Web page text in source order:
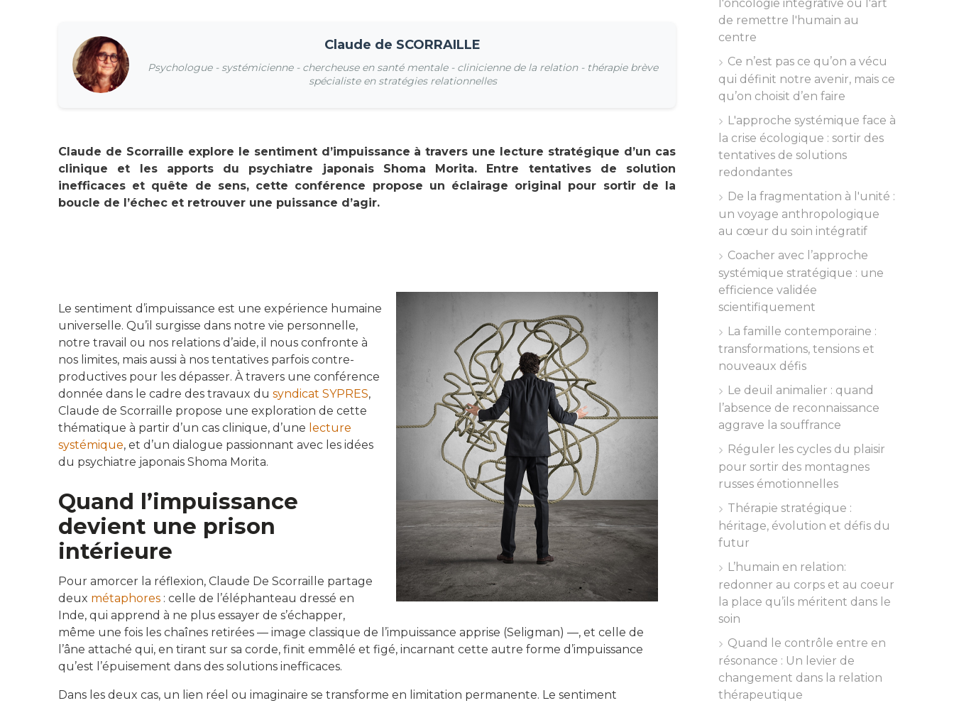
l'oncologie intégrative ou l'art
de remettre l'humain au
centre
Ce n’est pas ce qu’on a vécu
qui définit notre avenir, mais ce
qu’on choisit d’en faire
L'approche systémique face à
la crise écologique : sortir des
tentatives de solutions
redondantes
De la fragmentation à l'unité :
un voyage anthropologique
au cœur du soin intégratif
Coacher avec l’approche
systémique stratégique : une
efficience validée
scientifiquement
La famille contemporaine :
transformations, tensions et
nouveaux défis
Le deuil animalier : quand
l’absence de reconnaissance
aggrave la souffrance
Réguler les cycles du plaisir
pour sortir des montagnes
russes émotionnelles
Thérapie stratégique :
héritage, évolution et défis du
futur
L’humain en relation:
redonner au corps et au coeur
la place qu’ils méritent dans le
soin
Quand le contrôle entre en
résonance : Un levier de
changement dans la relation
thérapeutique
Claude de SCORRAILLE
Psychologue - systémicienne - chercheuse en santé mentale - clinicienne de la relation - thérapie brève
spécialiste en stratégies relationnelles
Claude de Scorraille explore le sentiment d’impuissance à travers une lecture stratégique d’un cas
clinique et les apports du psychiatre japonais Shoma Morita. Entre tentatives de solution
inefficaces et quête de sens, cette conférence propose un éclairage original pour sortir de la
boucle de l’échec et retrouver une puissance d’agir.
Le sentiment d’impuissance est une expérience humaine
universelle. Qu’il surgisse dans notre vie personnelle,
notre travail ou nos relations d’aide, il nous confronte à
nos limites, mais aussi à nos tentatives parfois contre-
productives pour les dépasser. À travers une conférence
donnée dans le cadre des travaux du syndicat SYPRES,
Claude de Scorraille propose une exploration de cette
thématique à partir d’un cas clinique, d’une lecture
systémique, et d’un dialogue passionnant avec les idées
du psychiatre japonais Shoma Morita.
Quand l’impuissance
devient une prison
intérieure
Pour amorcer la réflexion, Claude De Scorraille partage
deux métaphores : celle de l’éléphanteau dressé en
Inde, qui apprend à ne plus essayer de s’échapper,
même une fois les chaînes retirées — image classique de l’impuissance apprise (Seligman) —, et celle de
l’âne attaché qui, en tirant sur sa corde, finit emmêlé et figé, incarnant cette autre forme d’impuissance
qu’est l’épuisement dans des solutions inefficaces.
Dans les deux cas, un lien réel ou imaginaire se transforme en limitation permanente. Le sentiment